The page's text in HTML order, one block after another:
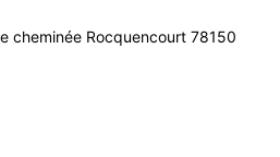
cheminée Rocquencourt 78150